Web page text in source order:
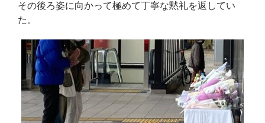
その後ろ姿に向かって極めて丁寧な黙礼を返してい
た。